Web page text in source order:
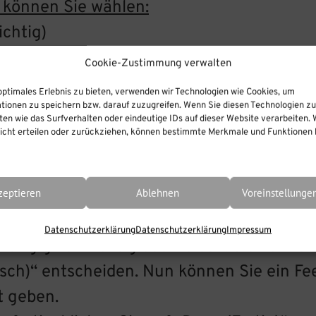
Cookie-Zustimmung verwalten
Erlebnis zu bieten, verwenden wir Technologien wie Cookies, um
zu speichern bzw. darauf zuzugreifen. Wenn Sie diesen Technologien
wie das Surfverhalten oder eindeutige IDs auf dieser Website verarbeiten.
erteilen oder zurückziehen, können bestimmte Merkmale und
Ablehnen
DatenschutzerklärungDatenschutzerklärungImpressum
Sie wählen:
richtig)
einfügen oder von einer URL
Mit klicken auf die „Enter“ Taste,
Sie Rückmeldung geben, was Sie über
von richtig oder falsch. Sie
entscheiden. Nun können Sie ein
geben.